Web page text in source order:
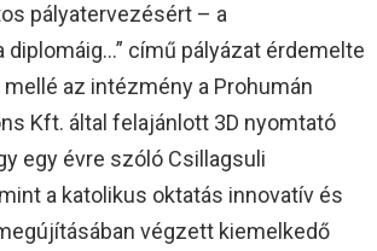
pályatervezésért – a
diplomáig…” című pályázat érdemelte
az intézmény a Prohumán
Kft. által felajánlott 3D nyomtató
egy évre szóló Csillagsuli
a katolikus oktatás innovatív és
végzett kiemelkedő